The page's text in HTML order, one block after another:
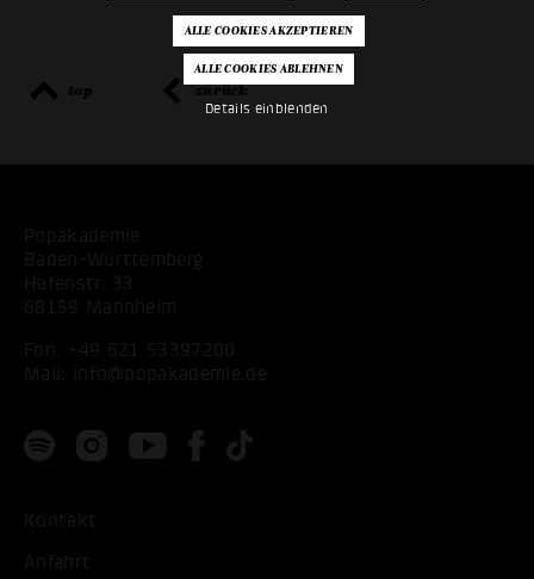
Details einblenden
top zurück
Popakademie
Baden-Württemberg
Hafenstr. 33
68159 Mannheim
Fon:
+49 621 53397200
Mail:
info@popakademie.de
Kontakt
Anfahrt